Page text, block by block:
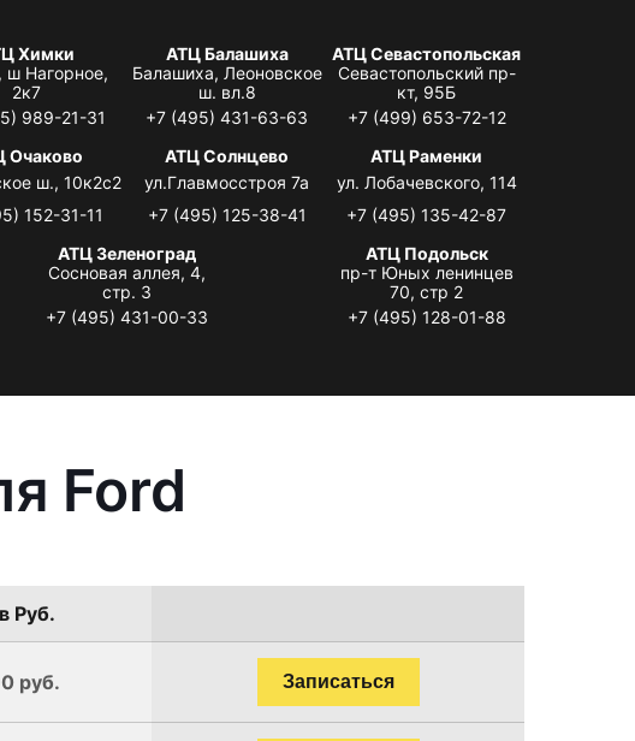
Химки
ш Нагорное,
2к7
989-21-31
АТЦ Балашиха
Балашиха, Леоновское
ш. вл.8
+7 (495) 431-63-63
АТЦ Севастопольская
Севастопольский пр-
кт, 95Б
+7 (499) 653-72-12
Очаково
ш., 10к2с2
152-31-11
АТЦ Солнцево
ул.Главмосстроя 7а
+7 (495) 125-38-41
АТЦ Раменки
ул. Лобачевского, 114
+7 (495) 135-42-87
АТЦ Зеленоград
Сосновая аллея, 4,
стр. 3
+7 (495) 431-00-33
АТЦ Подольск
пр-т Юных ленинцев
70, стр 2
+7 (495) 128-01-88
Ford
Руб.
руб. Записаться